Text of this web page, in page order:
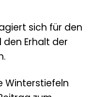
sich für den
Erhalt der
Winterstiefeln